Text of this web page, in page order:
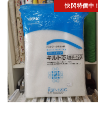
快閃特價中！